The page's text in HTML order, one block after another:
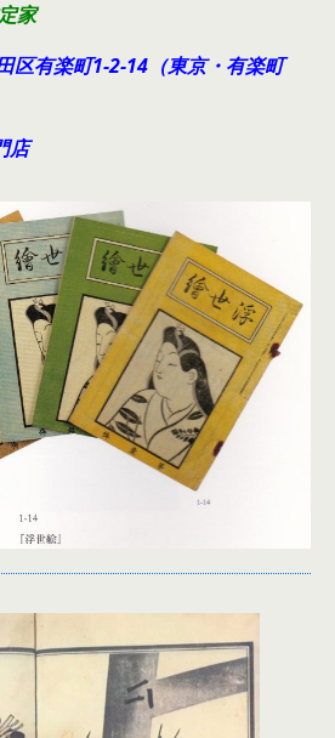
家
区有楽町1-2-14（東京・有楽町
店